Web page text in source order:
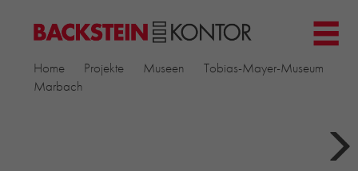
PROJEKTE
Home Projekte Museen
Tobias-Mayer-Museum
Marbach